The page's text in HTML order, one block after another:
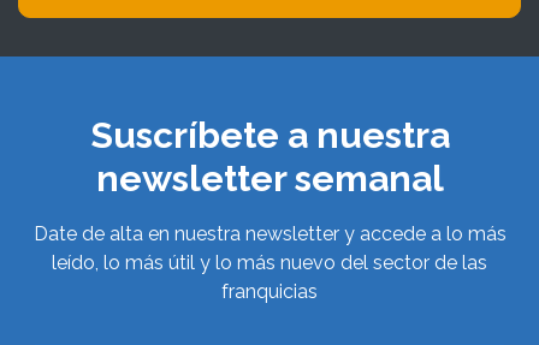
Suscríbete a nuestra
newsletter semanal
Date de alta en nuestra newsletter y accede a lo más
leído, lo más útil y lo más nuevo del sector de las
franquicias